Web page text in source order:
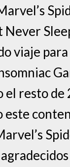
viaje
el resto de
este